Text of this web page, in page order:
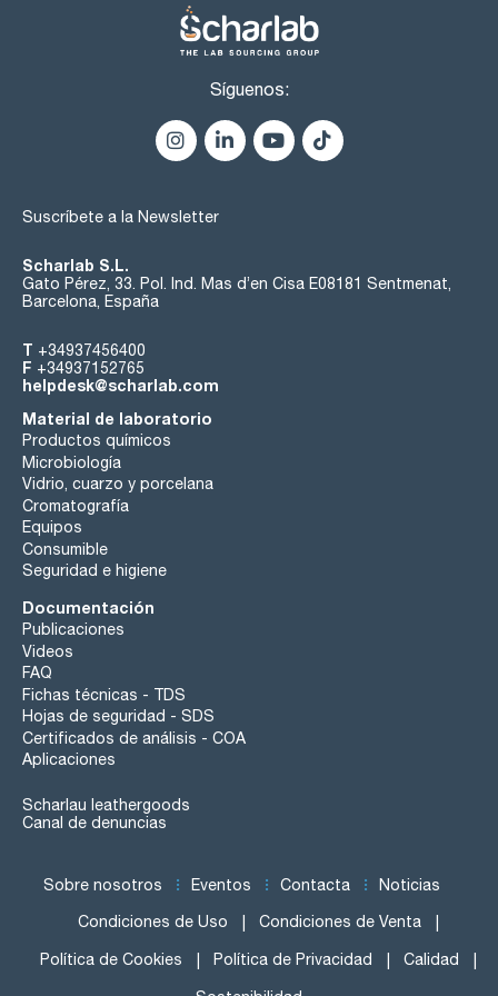
LAUDA Command App o LAUDA.LIVE
- Conexiones Ethernet, USB, WIFI y WLAN integradas, además
de PT100/LiBus (modelo MAX)
- Incluye abrazadera de tornillo
Todos los termostatos de baño Universa con baño
transparente pueden equiparse opcionalmente con un kit de
Síguenos:
Suscríbete a la Newsletter
Scharlab S.L.
Gato Pérez, 33. Pol. Ind. Mas d’en Cisa E08181 Sentmenat,
Barcelona, España
T +34937456400
F +34937152765
helpdesk@scharlab.com
Material de laboratorio
Productos químicos
Microbiología
Vidrio, cuarzo y porcelana
Cromatografía
Equipos
Consumible
Seguridad e higiene
Documentación
Publicaciones
Videos
FAQ
Fichas técnicas - TDS
Hojas de seguridad - SDS
Certificados de análisis - COA
Aplicaciones
Scharlau leathergoods
Canal de denuncias
Sobre nosotros Eventos Contacta Noticias
Condiciones de Uso Condiciones de Venta
Política de Cookies Política de Privacidad Calidad